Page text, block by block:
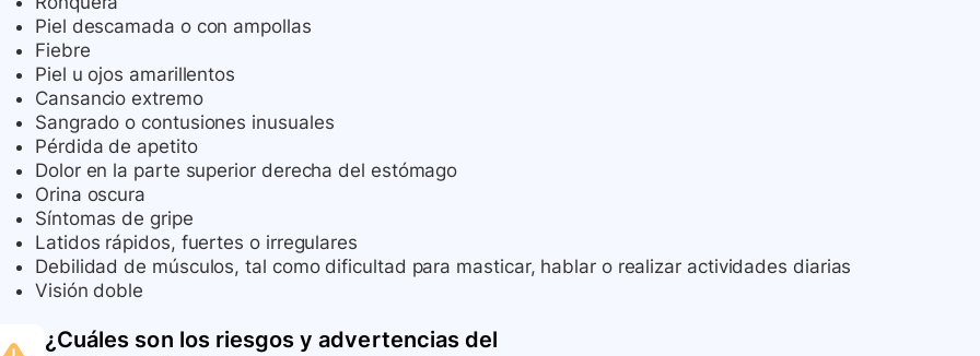
Piel descamada o con ampollas
Fiebre
Piel u ojos amarillentos
Cansancio extremo
Sangrado o contusiones inusuales
Pérdida de apetito
Dolor en la parte superior derecha del estómago
Orina oscura
Síntomas de gripe
Latidos rápidos, fuertes o irregulares
Debilidad de músculos, tal como dificultad para masticar, hablar o realizar actividades diarias
Visión doble
¿Cuáles son los riesgos y advertencias del